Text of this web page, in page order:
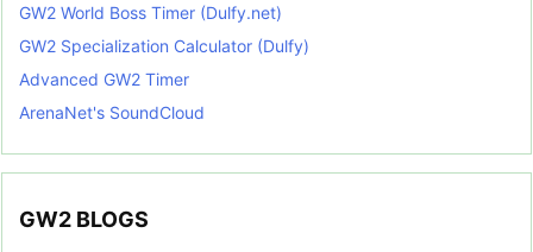
GW2 World Boss Timer (Dulfy.net)
GW2 Specialization Calculator (Dulfy)
Advanced GW2 Timer
ArenaNet's SoundCloud
GW2 BLOGS